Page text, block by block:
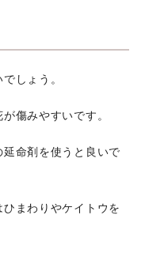
しょう。
傷みやすいです。
命剤を使うと良いで
まわりやケイトウを